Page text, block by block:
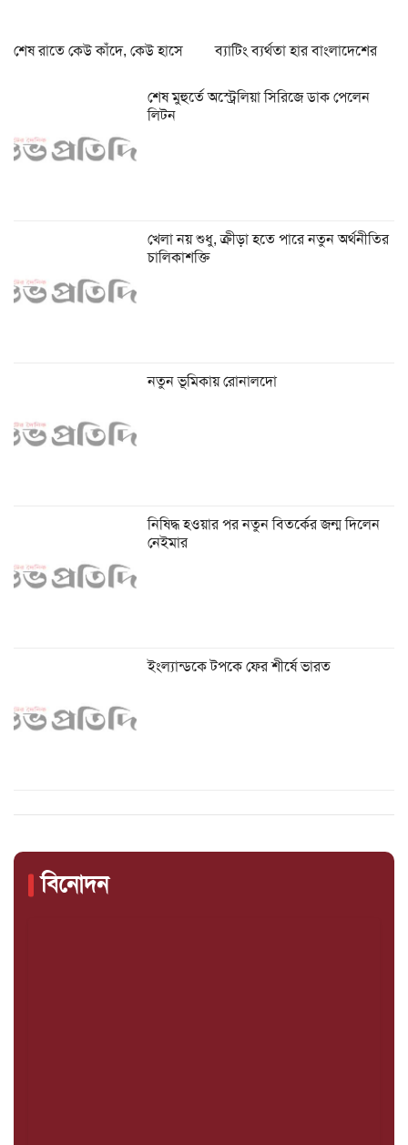
শেষ রাতে কেউ কাঁদে, কেউ হাসে ব্যাটিং ব্যর্থতা হার বাংলাদেশের
শেষ মুহুর্তে অস্ট্রেলিয়া সিরিজে ডাক পেলেন
লিটন
খেলা নয় শুধু, ক্রীড়া হতে পারে নতুন অর্থনীতির
চালিকাশক্তি
নতুন ভূমিকায় রোনালদো
নিষিদ্ধ হওয়ার পর নতুন বিতর্কের জন্ম দিলেন
নেইমার
ইংল্যান্ডকে টপকে ফের শীর্ষে ভারত
বিনোদন